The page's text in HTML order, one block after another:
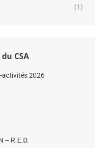
(1)
CSA
activités 2026
– R.E.D.